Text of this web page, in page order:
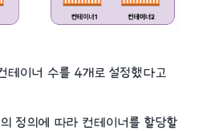
테이너 수를 4개로 설정했다고
정의에 따라 컨테이너를 할당할